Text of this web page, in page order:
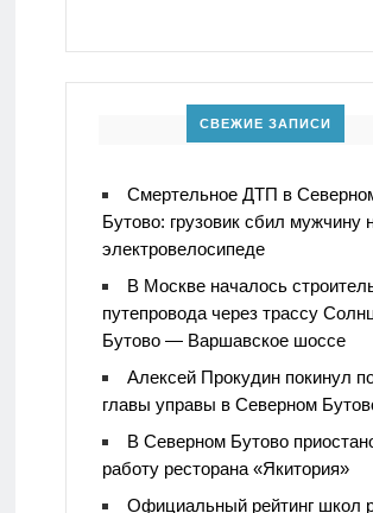
СВЕЖИЕ ЗАПИСИ
Смертельное ДТП в
Бутово: грузовик сбил мужчину
электровелосипеде
В Москве началось
путепровода через трассу
Бутово — Варшавское шоссе
Алексей Прокудин покинул
главы управы в Северном
В Северном Бутово
работу ресторана «Якитория»
Официальный рейтинг школ